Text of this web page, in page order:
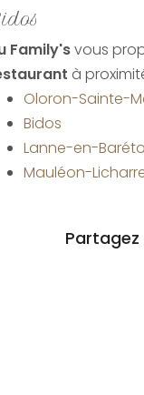
Family'svous
à
Oloron-Sainte-
Bidos
Lanne-en-
Mauléon-